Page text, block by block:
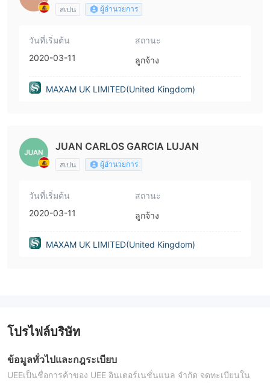
สเปน ผู้อำนวยการ
วันที่เริ่มต้น
2020-03-11
สถานะ
ลูกจ้าง
MAXAM UK LIMITED(United Kingdom)
JUAN CARLOS GARCIA LUJAN
สเปน ผู้อำนวยการ
วันที่เริ่มต้น
2020-03-11
สถานะ
ลูกจ้าง
MAXAM UK LIMITED(United Kingdom)
โปรไฟล์บริษัท
ข้อมูลทั่วไปและกฎระเบียบ
UEEเป็นชื่อการค้าของ UEE อินเตอร์เนชั่นแนล จำกัด จดทะเบียนใน